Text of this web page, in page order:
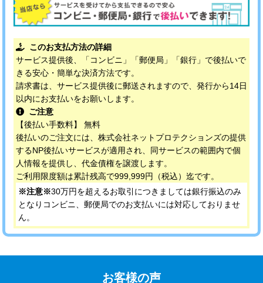
このお支払方法の詳細
サービス提供後、「コンビニ」「郵便局」「銀行」で後払いで
きる安心・簡単な決済方法です。
請求書は、サービス提供後に郵送されますので、発行から14日
以内にお支払いをお願いします。
ご注意
【後払い手数料】 無料
後払いのご注文には、株式会社ネットプロテクションズの提供
するNP後払いサービスが適用され、同サービスの範囲内で個
人情報を提供し、代金債権を譲渡します。
ご利用限度額は累計残高で999,999円（税込）迄です。
※注意※30万円を超えるお取引につきましては銀行振込のみ
となりコンビニ、郵便局でのお支払いには対応しておりませ
ん。
お客様の声